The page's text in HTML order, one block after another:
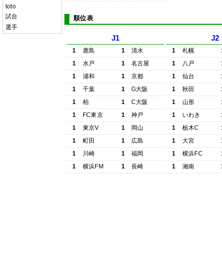
toto
試合
選手
順位表
J1
1 鹿島 1
清水
1
水戸 1
名古屋
1
浦和 1
京都
1
千葉 1
G大阪
1
柏 1
C大阪
1
FC東京 1
神戸
1
東京V 1
岡山
1
町田 1
広島
1
川崎 1
福岡
1
横浜FM 1 長崎
J2
1 札幌
1
八戸
1
仙台
1
秋田
1
山形
1
いわき
1
栃木C
1
大宮
1
横浜FC
1
湘南